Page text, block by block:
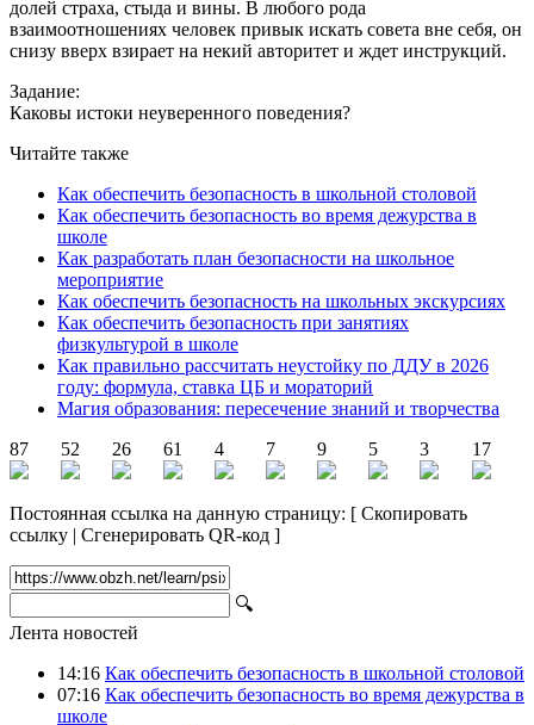
долей страха, стыда и вины. В любого рода
взаимоотношениях человек привык искать совета вне себя, он
снизу вверх взирает на некий авторитет и ждет инструкций.
Задание:
Каковы истоки неуверенного поведения?
Читайте также
Как обеспечить безопасность в школьной столовой
Как обеспечить безопасность во время дежурства в
школе
Как разработать план безопасности на школьное
мероприятие
Как обеспечить безопасность на школьных экскурсиях
Как обеспечить безопасность при занятиях
физкультурой в школе
Как правильно рассчитать неустойку по ДДУ в 2026
году: формула, ставка ЦБ и мораторий
Магия образования: пересечение знаний и творчества
87
52 26 61 4 7 9 5 3 17
Постоянная ссылка на данную страницу: [ Скопировать
ссылку | Сгенерировать QR-код ]
🔍
Лента новостей
14:16 Как обеспечить безопасность в школьной столовой
07:16 Как обеспечить безопасность во время дежурства в
школе